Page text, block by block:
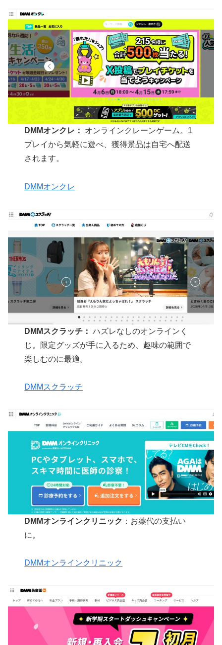
DMMオンクレ：
オンラインクレーンゲーム。1
プレイから気軽に遊べ、獲得景品は自宅へ配送
されます。
DMMオンクレ
DMMスクラッチ： ハズレなしのオンラインく
じ。限定グッズが手に入るため、趣味の範囲で
楽しむのに最適。
DMMスクラッチ
DMMオンラインクリニック ：お薬代の支払い
に。
DMMオンラインクリニック